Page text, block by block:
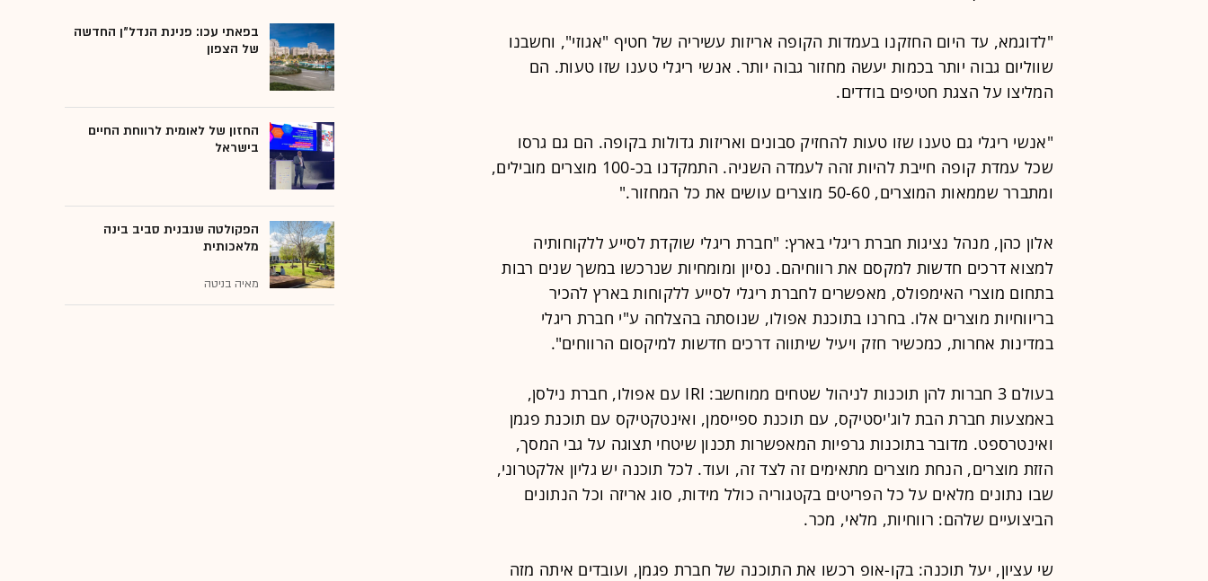
"לדוגמא, עד היום החזקנו בעמדות הקופה אריזות עשיריה של חטיף "אגוזי", וחשבנו
שווליום גבוה יותר בכמות יעשה מחזור גבוה יותר. אנשי ריגלי טענו שזו טעות. הם
המליצו על הצגת חטיפים בודדים.
"אנשי ריגלי גם טענו שזו טעות להחזיק סבונים ואריזות גדולות בקופה. הם גם גרסו
שכל עמדת קופה חייבת להיות זהה לעמדה השניה. התמקדנו בכ-100 מוצרים מובילים,
ומתברר שממאות המוצרים, 50-60 מוצרים עושים את כל המחזור."
אלון כהן, מנהל נציגות חברת ריגלי בארץ: "חברת ריגלי שוקדת לסייע ללקוחותיה
למצוא דרכים חדשות למקסם את רווחיהם. נסיון ומומחיות שנרכשו במשך שנים רבות
בתחום מוצרי האימפולס, מאפשרים לחברת ריגלי לסייע ללקוחות בארץ להכיר
בריווחיות מוצרים אלו. בחרנו בתוכנת אפולו, שנוסתה בהצלחה ע"י חברת ריגלי
במדינות אחרות, כמכשיר חזק ויעיל שיתווה דרכים חדשות למיקסום הרווחים".
בעולם 3 חברות להן תוכנות לניהול שטחים ממוחשב: IRI עם אפולו, חברת נילסן,
באמצעות חברת הבת לוג'יסטיקס, עם תוכנת ספייסמן, ואינטקטיקס עם תוכנת פגמן
ואינטרספט. מדובר בתוכנות גרפיות המאפשרות תכנון שיטחי תצוגה על גבי המסך,
הזזת מוצרים, הנחת מוצרים מתאימים זה לצד זה, ועוד. לכל תוכנה יש גליון אלקטרוני,
שבו נתונים מלאים על כל הפריטים בקטגוריה כולל מידות, סוג אריזה וכל הנתונים
הביצועיים שלהם: רווחיות, מלאי, מכר.
שי עציון, יעל תוכנה: בקו-אופ רכשו את התוכנה של חברת פגמן, ועובדים איתה מזה
בפאתי עכו: פנינת הנדל"ן החדשה
של הצפון
החזון של לאומית לרווחת החיים
בישראל
הפקולטה שנבנית סביב בינה
מלאכותית
מאיה בניטה